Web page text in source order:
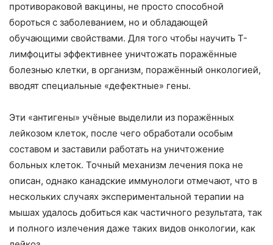
противораковой вакцины, не просто способной
бороться с заболеванием, но и обладающей
обучающими свойствами. Для того чтобы научить T-
лимфоциты эффективнее уничтожать поражённые
болезнью клетки, в организм, поражённый онкологией,
вводят специальные «дефектные» гены.
Эти «антигены» учёные выделили из поражённых
лейкозом клеток, после чего обработали особым
составом и заставили работать на уничтожение
больных клеток. Точный механизм лечения пока не
описан, однако канадские иммунологи отмечают, что в
нескольких случаях экспериментальной терапии на
мышах удалось добиться как частичного результата, так
и полного излечения даже таких видов онкологии, как